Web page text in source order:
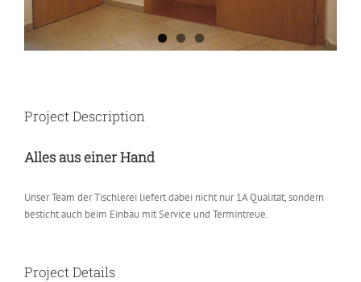
Project Description
Alles aus einer Hand
Unser Team der Tischlerei liefert dabei nicht nur 1A Qualität, sondern
besticht auch beim Einbau mit Service und Termintreue.
Project Details